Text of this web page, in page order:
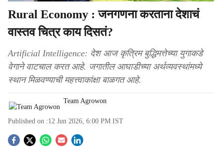
Rural Economy : जनगणना करताना देशाचं
वास्तव चित्र काय दिसतं?
Artificial Intelligence: देश आज कृत्रिम बुद्धिमत्तेच्या युगाकडे
वेगाने वाटचाल करत आहे. जगातील आघाडीच्या अर्थव्यवस्थांमध्ये
स्थान मिळवण्याची महत्त्वाकांक्षा बाळगत आहे.
Team Agrowon
Published on :12 Jun 2026, 6:00 PM IST
S